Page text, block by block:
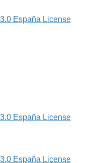
España License
España License
España License